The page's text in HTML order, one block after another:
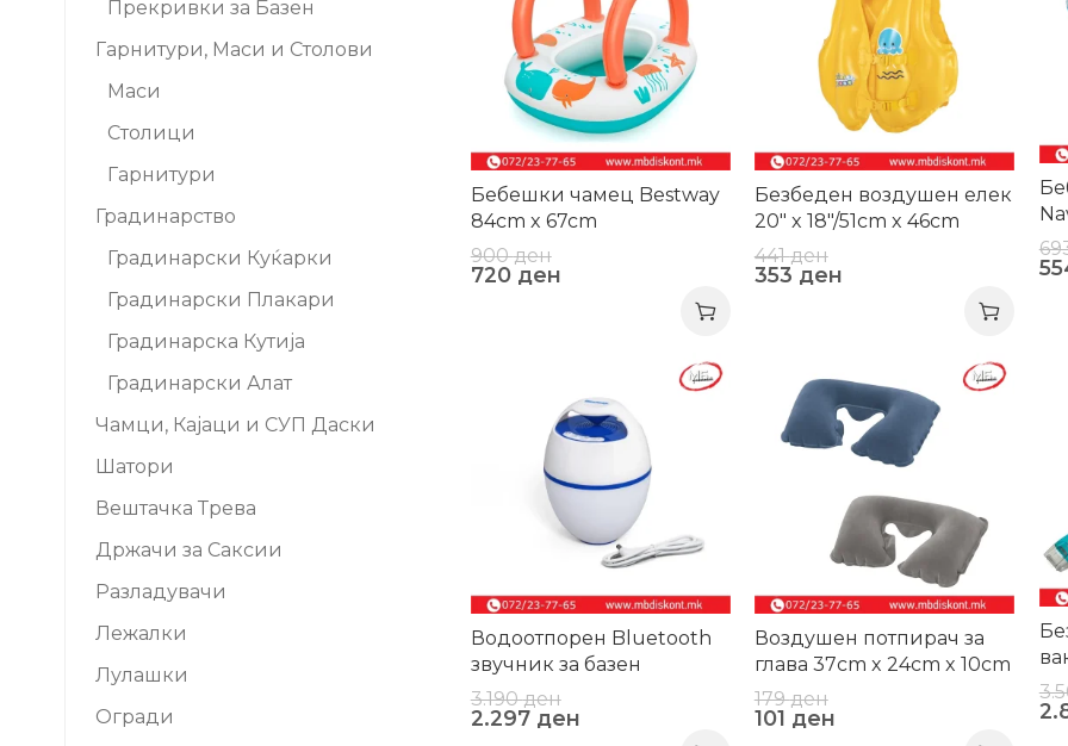
Прекривки за Базен
Гарнитури, Маси и Столови
Маси
Столици
Гарнитури
Градинарство
Градинарски Куќарки
Градинарски Плакари
Градинарска Кутија
Градинарски Алат
Чамци, Кајаци и СУП Даски
Шатори
Вештачка Трева
Држачи за Саксии
Разладувачи
Лежалки
Лулашки
Огради
Бебешки чамец Bestway
84cm x 67cm
900ден
720 ден
Безбеден воздушен елек
20″ x 18″/51cm x 46cm
441ден
353 ден
Водоотпорен Bluetooth
звучник за базен
3.190ден
2.297 ден
Воздушен потпирач за
глава 37cm x 24cm x 10cm
179ден
101 ден